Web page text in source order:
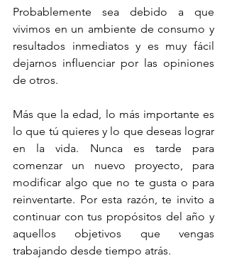
Probablemente sea debido a que
vivimos en un ambiente de consumo y
resultados inmediatos y es muy fácil
dejarnos influenciar por las opiniones
de otros.
Más que la edad, lo más importante es
lo que tú quieres y lo que deseas lograr
en la vida. Nunca es tarde para
comenzar un nuevo proyecto, para
modificar algo que no te gusta o para
reinventarte. Por esta razón, te invito a
continuar con tus propósitos del año y
aquellos objetivos que vengas
trabajando desde tiempo atrás.